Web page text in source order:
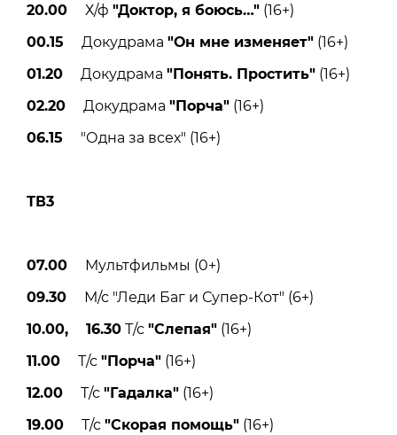
20.00 Х/ф "Доктор, я боюсь…" (16+)
00.15 Докудрама "Он мне изменяет" (16+)
01.20 Докудрама "Понять. Простить" (16+)
02.20 Докудрама "Порча" (16+)
06.15 "Одна за всех" (16+)
ТВ3
07.00 Мультфильмы (0+)
09.30 М/с "Леди Баг и Супер-Кот" (6+)
10.00, 16.30 Т/с "Слепая" (16+)
11.00 Т/с "Порча" (16+)
12.00 Т/с "Гадалка" (16+)
19.00 Т/с "Скорая помощь" (16+)